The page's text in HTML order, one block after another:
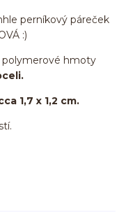
perníkový páreček
:)
polymerové hmoty
1,7 x 1,2 cm.